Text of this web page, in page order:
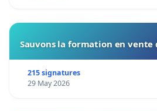
Sauvons la formation en vente
215 signatures
29 May 2026